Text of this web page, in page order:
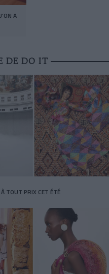
A
DE DO IT
TOUT PRIX CET ÉTÉ